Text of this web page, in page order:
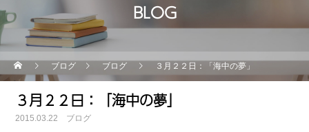
BLOG
ブログ ブログ ３月２２日：「海中の夢」
３月２２日：「海中の夢」
2015.03.22 ブログ